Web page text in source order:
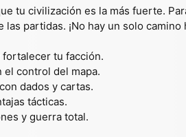
tu civilización es la más fuerte.
partidas. ¡No hay un solo camino
tu facción.
control del mapa.
dados y cartas.
tácticas.
y guerra total.